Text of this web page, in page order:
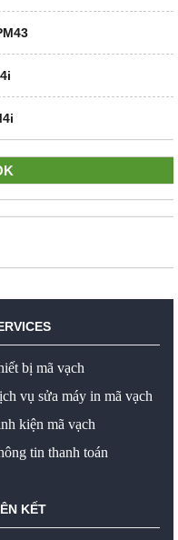
bị mã vạch
vụ sửa máy in mã vạch
kiện mã vạch
tin thanh toán
KẾT